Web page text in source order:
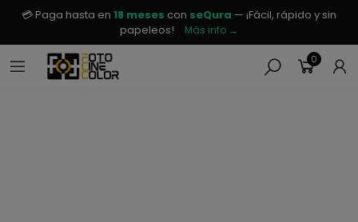
💳 Paga hasta en 18 meses con seQura — ¡Fácil, rápido y sin
papeleos!
Más info →
0